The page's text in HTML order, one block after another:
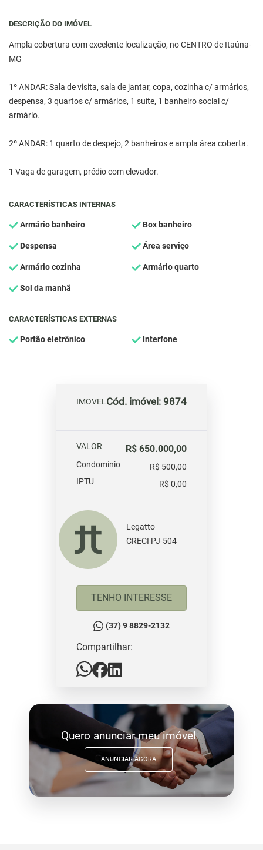
DESCRIÇÃO DO IMÓVEL
Ampla cobertura com excelente localização, no CENTRO de Itaúna-
MG
1º ANDAR: Sala de visita, sala de jantar, copa, cozinha c/ armários,
despensa, 3 quartos c/ armários, 1 suíte, 1 banheiro social c/
armário.
2º ANDAR: 1 quarto de despejo, 2 banheiros e ampla área coberta.
1 Vaga de garagem, prédio com elevador.
CARACTERÍSTICAS INTERNAS
Armário banheiro Box banheiro
Despensa Área serviço
Armário cozinha Armário quarto
Sol da manhã
CARACTERÍSTICAS EXTERNAS
Portão eletrônico Interfone
IMOVELCód. imóvel: 9874
VALOR R$ 650.000,00
Condomínio
R$ 500,00
IPTU
R$ 0,00
Legatto
CRECI PJ-504
TENHO INTERESSE
(37) 9 8829-2132
Compartilhar:
Quero anunciar meu imóvel
ANUNCIAR AGORA